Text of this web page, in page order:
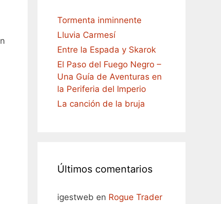
Tormenta inminnente
Lluvia Carmesí
Entre la Espada y Skarok
El Paso del Fuego Negro –
Una Guía de Aventuras en
la Periferia del Imperio
La canción de la bruja
Últimos comentarios
igestweb en Rogue Trader